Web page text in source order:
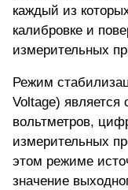
каждый из
калибровке и
измерительных
Режим
Voltage) является
вольтметров,
измерительных
этом режиме
значение